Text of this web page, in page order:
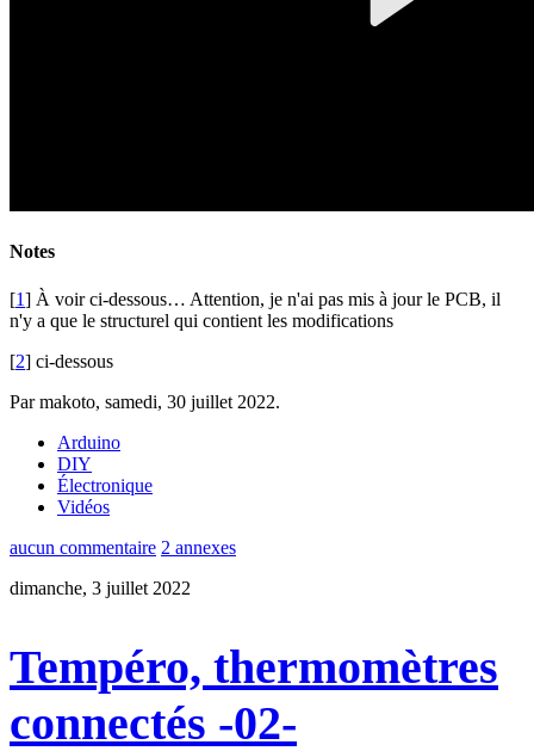
Notes
[1] À voir ci-dessous… Attention, je n'ai pas mis à jour le PCB, il
n'y a que le structurel qui contient les modifications
[2] ci-dessous
Par makoto, samedi, 30 juillet 2022.
Arduino
DIY
Électronique
Vidéos
aucun commentaire 2 annexes
dimanche, 3 juillet 2022
Tempéro, thermomètres
connectés -02-